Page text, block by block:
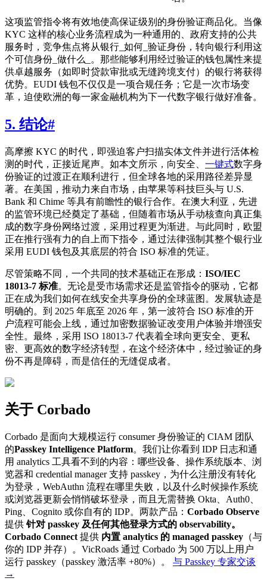
这项监管指令将有效地使高保证级别的身份验证商品化。当像
KYC 这样的核心业务流程成为一种通用的、政府支持的公共
服务时，竞争焦点将从银行_如何_验证身份，转向银行利用这
个可信身份_做什么_。那些能够利用经过验证的钱包属性来提
供卓越服务（如即时贷款审批或无缝跨境支付）的银行将获得
优势。EUDI 钱包不仅仅是一项合规任务；它是一次市场变
革，迫使欧洲的每一家金融机构为下一代数字银行做好准备。
5. 结论#
高摩擦 KYC 的时代，即强迫客户扫描实体文件并进行活体检
测的时代，正接近尾声。如本文所示，向安全、 一键式数字身
份验证的过渡正在顺利进行，但全球各地的采用路径差异显
著。在美国，推动力来自市场，由苹果等科技巨头与 U.S.
Bank 和 Chime 等具有前瞻性的银行合作。在澳大利亚，先进
的监管环境已经奠定了基础，但随着市场从手动核查向真正集
成的数字身份网络过渡，采用过程更为渐进。与此同时，欧盟
正在推行强有力的自上而下指令，通过法律强制其整个银行业
采用 EUDI 钱包及其底层的符合 ISO 标准的凭证。
尽管策略不同，一个共同的技术基础正在形成： ISO/IEC
18013-7 标准。无论是受市场需求还是监管指令的驱动，它都
正在成为我们如何在线安全共享身份的全球蓝图。发展轨迹是
明确的。到 2025 年底至 2026 年，第一波符合 ISO 标准的开
户流程可能会上线，通过加密数据验证改变用户体验并增强安
全性。最终，采用 ISO 18013-7 代表着全球向更安全、更私
密、更高效的数字经济转型，在这个经济体中，经过验证的身
份不再是障碍，而是信任的无缝促成者。
关于 Corbado
Corbado 是面向大规模运行 consumer 身份验证的 CIAM 团队
的Passkey Intelligence Platform。我们让你看到 IDP 日志和通
用 analytics 工具看不到的内容：哪些设备、操作系统版本、浏
览器和 credential manager 支持 passkey，为什么注册没有转化
为登录，WebAuthn 流程在哪里失败，以及什么时候操作系统
或浏览器更新会悄悄破坏登录，而且无需替换 Okta、Auth0、
Ping、Cognito 或你自有的 IDP。两款产品： Corbado Observe
提供针对 passkey 及任何其他登录方式的 observability。
Corbado Connect 提供 内置 analytics 的 managed passkey （与
你的 IDP 并存）。VicRoads 通过 Corbado 为 500 万以上用户
运行 passkey（passkey 激活率 +80%）。
与 Passkey 专家交谈
→